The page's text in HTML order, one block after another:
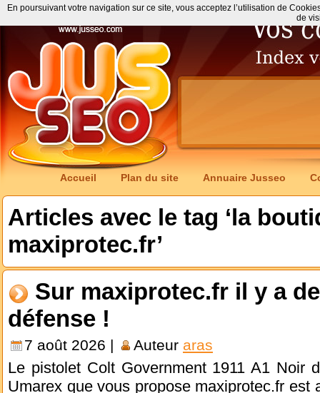
Accueil Plan du site Annuaire Jusseo
Articles avec le tag ‘la
maxiprotec.fr’
Sur maxiprotec.fr il y a
défense !
7 août 2026 | Auteur aras
Le pistolet Colt Government 1911 A1 Noir
Umarex que vous propose maxiprotec.fr est
En poursuivant votre navigation sur ce site, vous acceptez l’utilisation de
de